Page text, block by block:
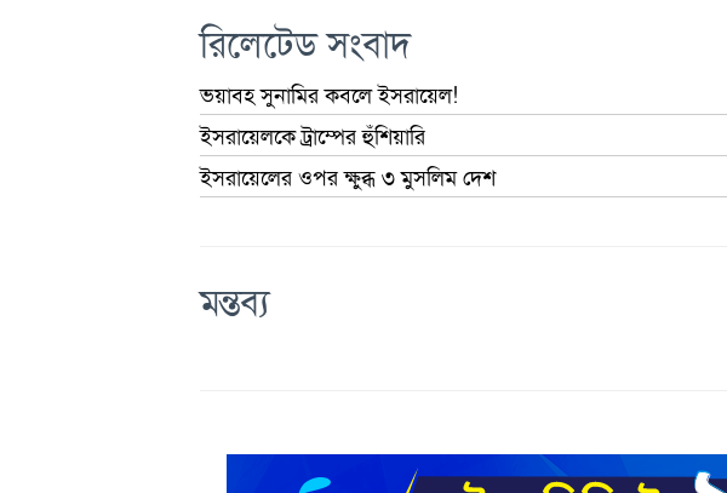
রিলেটেড সংবাদ
ভয়াবহ সুনামির কবলে ইসরায়েল!
ইসরায়েলকে ট্রাম্পের হুঁশিয়ারি
ইসরায়েলের ওপর ক্ষুব্ধ ৩ মুসলিম দেশ
মন্তব্য